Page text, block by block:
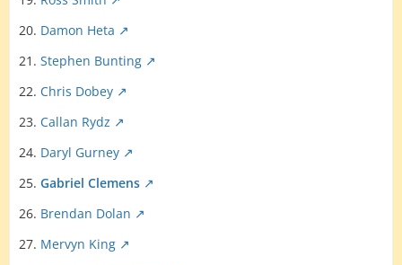
20. Damon Heta
21. Stephen Bunting
22. Chris Dobey
23. Callan Rydz
24. Daryl Gurney
25. Gabriel Clemens
26. Brendan Dolan
27. Mervyn King